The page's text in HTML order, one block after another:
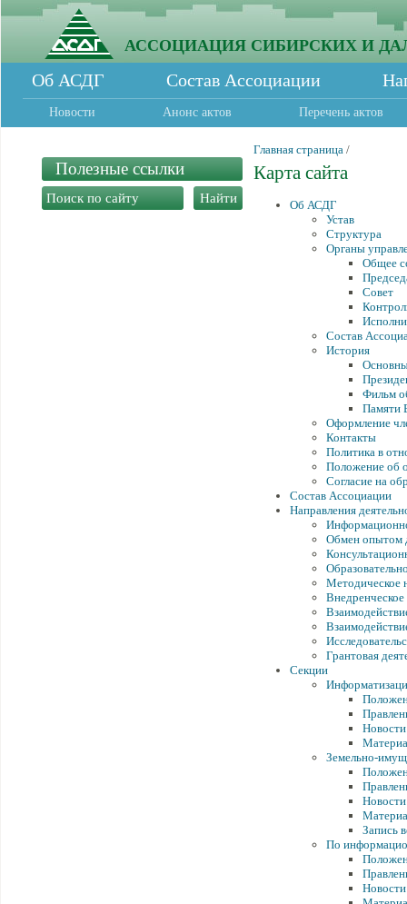
АССОЦИАЦИЯ СИБИРСКИХ И
Об АСДГ Состав Ассоциации
Новости Анонс актов Перечень актов
Полезные ссылки
Главная страница /
Карта сайта
Об АСДГ
Устав
Структура
Органы
Общее
Совет
Состав
История
Фильм
Памяти
Оформление
Контакты
Политика в
Положение об
Согласие на
Состав Ассоциации
Направления
Обмен опытом
Методическое
Грантовая
Секции
Новости
Земельно-
Новости
Запись
По
Новости